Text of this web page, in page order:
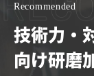
Recommended
技術力・
向け研磨